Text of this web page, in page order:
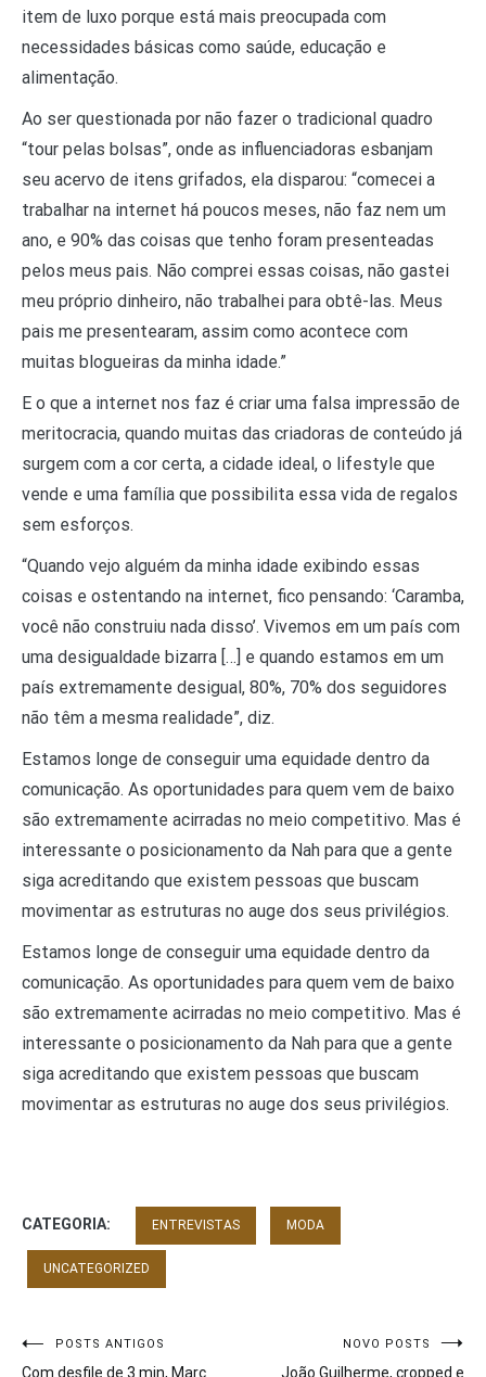
item de luxo porque está mais preocupada com
necessidades básicas como saúde, educação e
alimentação.
Ao ser questionada por não fazer o tradicional quadro
“tour pelas bolsas”, onde as influenciadoras esbanjam
seu acervo de itens grifados, ela disparou: “comecei a
trabalhar na internet há poucos meses, não faz nem um
ano, e 90% das coisas que tenho foram presenteadas
pelos meus pais. Não comprei essas coisas, não gastei
meu próprio dinheiro, não trabalhei para obtê-las. Meus
pais me presentearam, assim como acontece com
muitas blogueiras da minha idade.”
E o que a internet nos faz é criar uma falsa impressão de
meritocracia, quando muitas das criadoras de conteúdo já
surgem com a cor certa, a cidade ideal, o lifestyle que
vende e uma família que possibilita essa vida de regalos
sem esforços.
“Quando vejo alguém da minha idade exibindo essas
coisas e ostentando na internet, fico pensando: ‘Caramba,
você não construiu nada disso’. Vivemos em um país com
uma desigualdade bizarra […] e quando estamos em um
país extremamente desigual, 80%, 70% dos seguidores
não têm a mesma realidade”, diz.
Estamos longe de conseguir uma equidade dentro da
comunicação. As oportunidades para quem vem de baixo
são extremamente acirradas no meio competitivo. Mas é
interessante o posicionamento da Nah para que a gente
siga acreditando que existem pessoas que buscam
movimentar as estruturas no auge dos seus privilégios.
Estamos longe de conseguir uma equidade dentro da
comunicação. As oportunidades para quem vem de baixo
são extremamente acirradas no meio competitivo. Mas é
interessante o posicionamento da Nah para que a gente
siga acreditando que existem pessoas que buscam
movimentar as estruturas no auge dos seus privilégios.
CATEGORIA: ENTREVISTAS MODA
UNCATEGORIZED
Navegação
POSTS ANTIGOS
Com desfile de 3 min, Marc
NOVO POSTS
João Guilherme, cropped e